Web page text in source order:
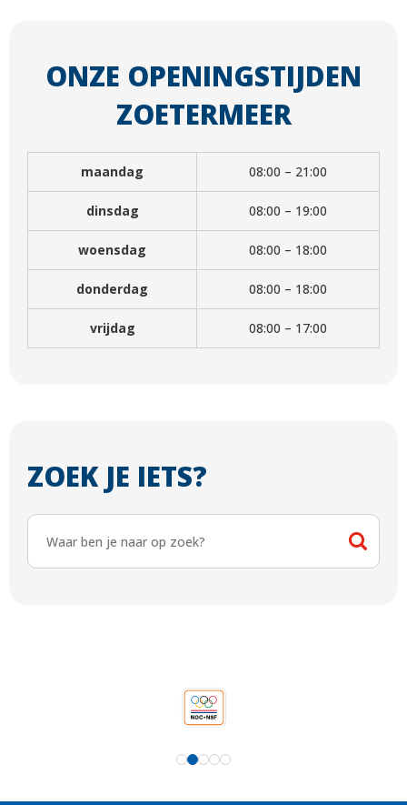
ONZE OPENINGSTIJDEN
ZOETERMEER
maandag 08:00 – 21:00
dinsdag 08:00 – 19:00
woensdag 08:00 – 18:00
donderdag 08:00 – 18:00
vrijdag 08:00 – 17:00
ZOEK JE IETS?